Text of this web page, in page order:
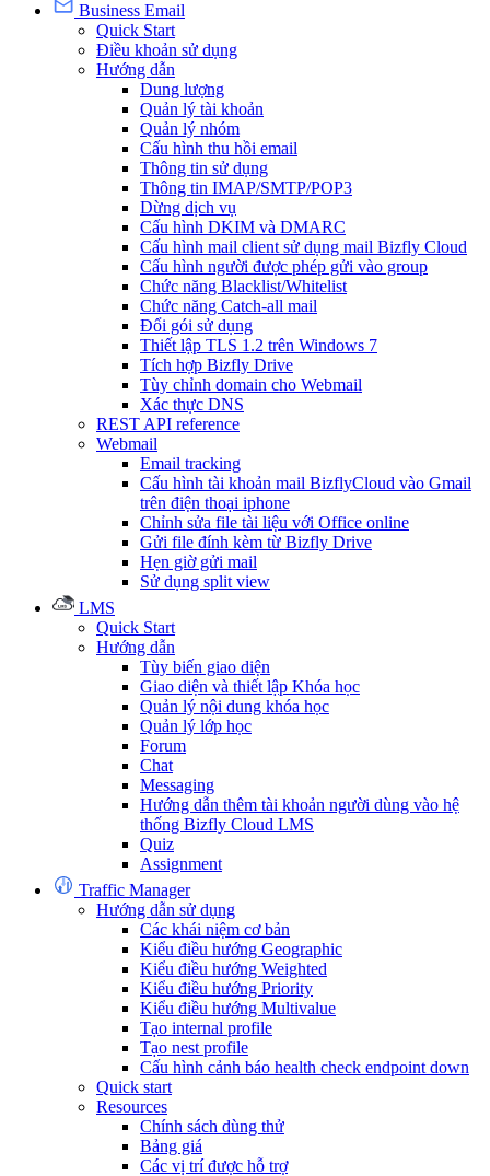
Business Email
Quick Start
Điều khoản sử dụng
Hướng dẫn
Dung lượng
Quản lý tài khoản
Quản lý nhóm
Cấu hình thu hồi email
Thông tin sử dụng
Thông tin IMAP/SMTP/POP3
Dừng dịch vụ
Cấu hình DKIM và DMARC
Cấu hình mail client sử dụng mail Bizfly Cloud
Cấu hình người được phép gửi vào group
Chức năng Blacklist/Whitelist
Chức năng Catch-all mail
Đổi gói sử dụng
Thiết lập TLS 1.2 trên Windows 7
Tích hợp Bizfly Drive
Tùy chỉnh domain cho Webmail
Xác thực DNS
REST API reference
Webmail
Email tracking
Cấu hình tài khoản mail BizflyCloud vào Gmail
trên điện thoại iphone
Chỉnh sửa file tài liệu với Office online
Gửi file đính kèm từ Bizfly Drive
Hẹn giờ gửi mail
Sử dụng split view
LMS
Quick Start
Hướng dẫn
Tùy biến giao diện
Giao diện và thiết lập Khóa học
Quản lý nội dung khóa học
Quản lý lớp học
Forum
Chat
Messaging
Hướng dẫn thêm tài khoản người dùng vào hệ
thống Bizfly Cloud LMS
Quiz
Assignment
Traffic Manager
Hướng dẫn sử dụng
Các khái niệm cơ bản
Kiểu điều hướng Geographic
Kiểu điều hướng Weighted
Kiểu điều hướng Priority
Kiểu điều hướng Multivalue
Tạo internal profile
Tạo nest profile
Cấu hình cảnh báo health check endpoint down
Quick start
Resources
Chính sách dùng thử
Bảng giá
Các vị trí được hỗ trợ